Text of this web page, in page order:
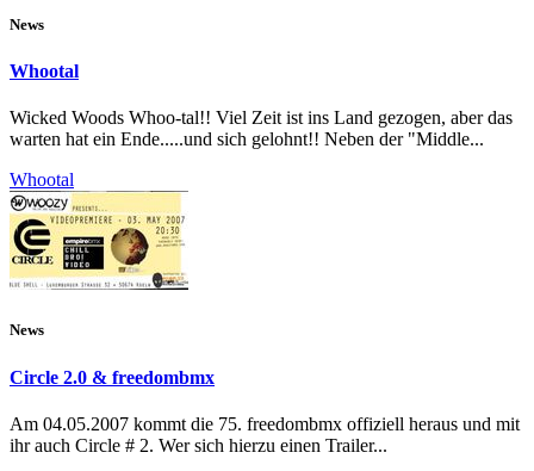
News
Whootal
Wicked Woods Whoo-tal!! Viel Zeit ist ins Land gezogen, aber das
warten hat ein Ende.....und sich gelohnt!! Neben der "Middle...
Whootal
News
Circle 2.0 & freedombmx
Am 04.05.2007 kommt die 75. freedombmx offiziell heraus und mit
ihr auch Circle # 2. Wer sich hierzu einen Trailer...